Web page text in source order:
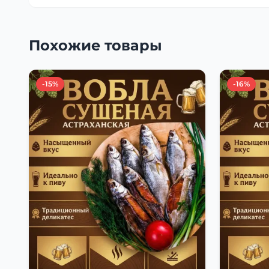
Похожие товары
-15% -16%